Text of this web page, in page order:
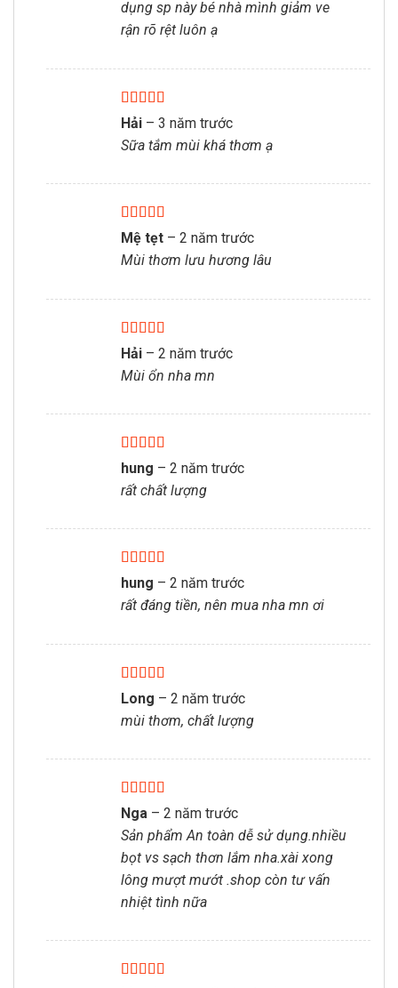
dụng sp này bé nhà mình giảm ve
rận rõ rệt luôn ạ
Được xếp
hạng
5 sao
Hải – 3 năm trước
Sữa tắm mùi khá thơm ạ
Được xếp
hạng55 sao
Mệ tẹt – 2 năm trước
Mùi thơm lưu hương lâu
Được xếp
hạng
55 sao
Hải – 2 năm trước
Mùi ổn nha mn
Được xếp
hạng5 5 sao
hung – 2 năm trước
rất chất lượng
Được xếp
hạng5 5 sao
hung – 2 năm trước
rất đáng tiền, nên mua nha mn ơi
Được xếp
hạng5 5 sao
Long – 2 năm trước
mùi thơm, chất lượng
Được xếp
hạng
5 sao
Nga – 2 năm trước
Sản phẩm An toàn dễ sử dụng.nhiều
bọt vs sạch thơn lắm nha.xài xong
lông mượt mướt .shop còn tư vấn
nhiệt tình nữa